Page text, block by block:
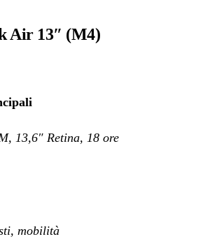
Air 13″ (M4)
13,6″ Retina, 18 ore
mobilità